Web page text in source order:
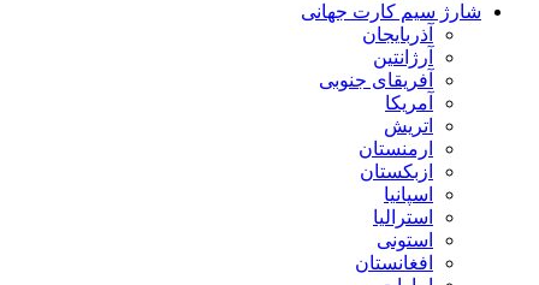
شارژ سیم کارت جهانی
آذربایجان
آرژانتین
آفریقای جنوبی
آمریکا
اتریش
ارمنستان
ازبکستان
اسپانیا
استرالیا
استونی
افغانستان